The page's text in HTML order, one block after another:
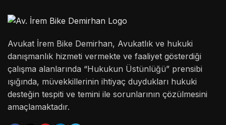
Avukat İrem Bike Demirhan, Avukatlık ve hukuki
danışmanlık hizmeti vermekte ve faaliyet gösterdiği
çalışma alanlarında “Hukukun Üstünlüğü” prensibi
ışığında, müvekkillerinin ihtiyaç duydukları hukuki
desteğin tespiti ve temini ile sorunlarının çözülmesini
amaçlamaktadır.